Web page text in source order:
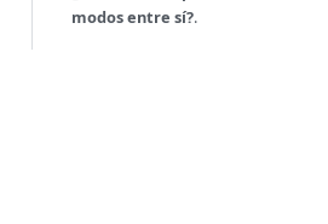
modos entre sí?.